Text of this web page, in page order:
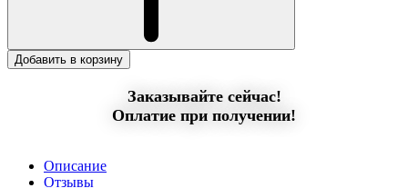
Добавить в корзину
Заказывайте сейчас!
Оплатие при получении!
Описание
Отзывы